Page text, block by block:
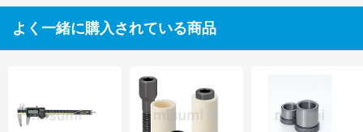
よく一緒に購入されている商品